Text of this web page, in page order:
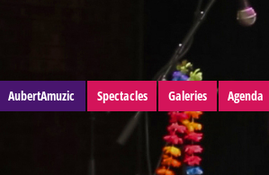
AubertAmuzic Spectacles Galeries Agenda